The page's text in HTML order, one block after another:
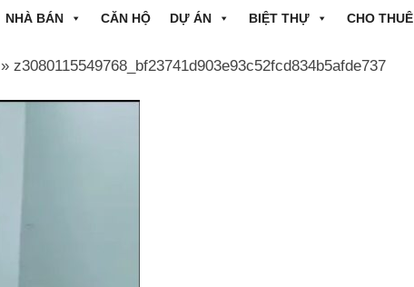
NHÀ BÁN CĂN HỘ DỰ ÁN BIỆT THỰ CHO THUÊ
» z3080115549768_bf23741d903e93c52fcd834b5afde737